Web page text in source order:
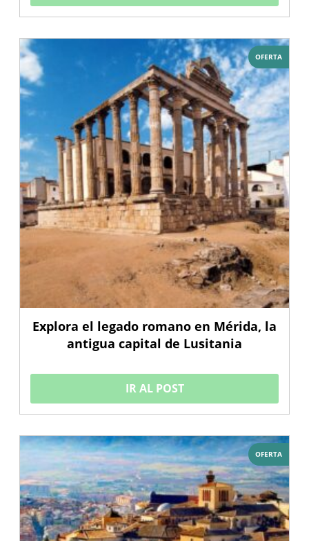
OFERTA
Explora el legado romano en Mérida, la
antigua capital de Lusitania
IR AL POST
OFERTA